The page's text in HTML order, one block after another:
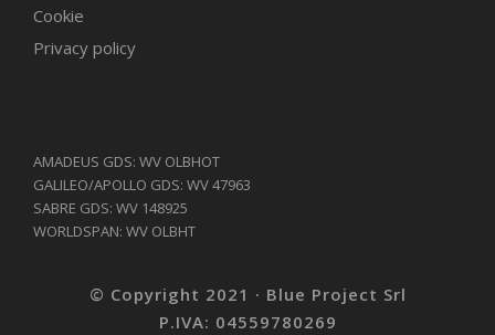
Cookie
Privacy policy
AMADEUS GDS: WV OLBHOT
GALILEO/APOLLO GDS: WV 47963
SABRE GDS: WV 148925
WORLDSPAN: WV OLBHT
© Copyright 2021 · Blue Project Srl
P.IVA: 04559780269